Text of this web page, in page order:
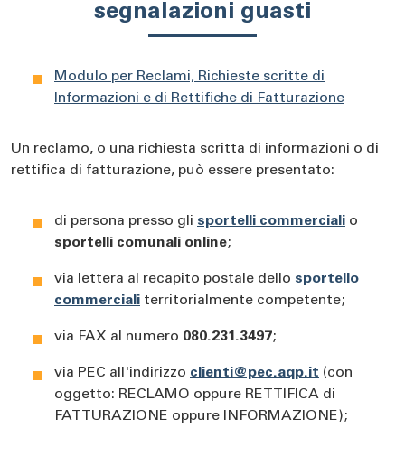
segnalazioni guasti
Modulo per Reclami, Richieste scritte di
Informazioni e di Rettifiche di Fatturazione
Un reclamo, o una richiesta scritta di informazioni o di
rettifica di fatturazione, può essere presentato:
di persona presso gli sportelli commerciali o
sportelli comunali online;
via lettera al recapito postale dello sportello
commerciali territorialmente competente;
via FAX al numero 080.231.3497;
via PEC all'indirizzo clienti@pec.aqp.it (con
oggetto: RECLAMO oppure RETTIFICA di
FATTURAZIONE oppure INFORMAZIONE);